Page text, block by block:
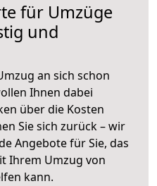
für Umzüge
und
an sich schon
Ihnen dabei
über die Kosten
Sie sich zurück – wir
Angebote für Sie, das
Ihrem Umzug von
kann.